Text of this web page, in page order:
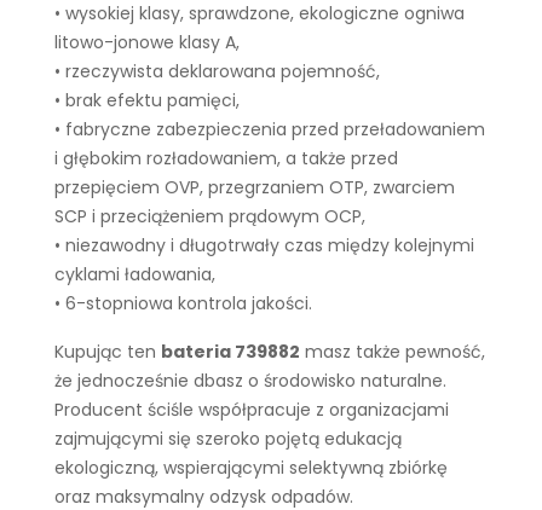
• wysokiej klasy, sprawdzone, ekologiczne ogniwa
litowo-jonowe klasy A,
• rzeczywista deklarowana pojemność,
• brak efektu pamięci,
• fabryczne zabezpieczenia przed przeładowaniem
i głębokim rozładowaniem, a także przed
przepięciem OVP, przegrzaniem OTP, zwarciem
SCP i przeciążeniem prądowym OCP,
• niezawodny i długotrwały czas między kolejnymi
cyklami ładowania,
• 6-stopniowa kontrola jakości.
Kupując ten bateria 739882 masz także pewność,
że jednocześnie dbasz o środowisko naturalne.
Producent ściśle współpracuje z organizacjami
zajmującymi się szeroko pojętą edukacją
ekologiczną, wspierającymi selektywną zbiórkę
oraz maksymalny odzysk odpadów.